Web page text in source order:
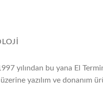
yılından bu yana El
yazılım ve donanım